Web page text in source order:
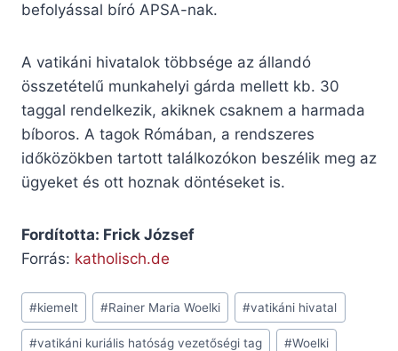
befolyással bíró APSA-nak.
A vatikáni hivatalok többsége az állandó
összetételű munkahelyi gárda mellett kb. 30
taggal rendelkezik, akiknek csaknem a harmada
bíboros. A tagok Rómában, a rendszeres
időközökben tartott találkozókon beszélik meg az
ügyeket és ott hoznak döntéseket is.
Fordította: Frick József
Forrás: katholisch.de
Post
Tags:
#kiemelt #Rainer Maria Woelki #vatikáni hivatal
#vatikáni kuriális hatóság vezetőségi tag #Woelki